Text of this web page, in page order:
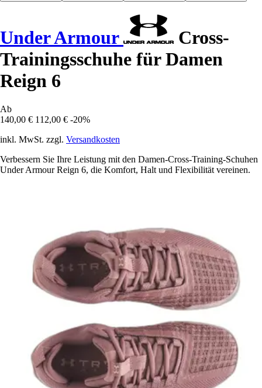
Under Armour
Cross-
Trainingsschuhe für Damen
Reign 6
Ab
140,00 € 112,00 € -20%
inkl. MwSt. zzgl. Versandkosten
Verbessern Sie Ihre Leistung mit den Damen-Cross-Training-Schuhen
Under Armour Reign 6, die Komfort, Halt und Flexibilität vereinen.